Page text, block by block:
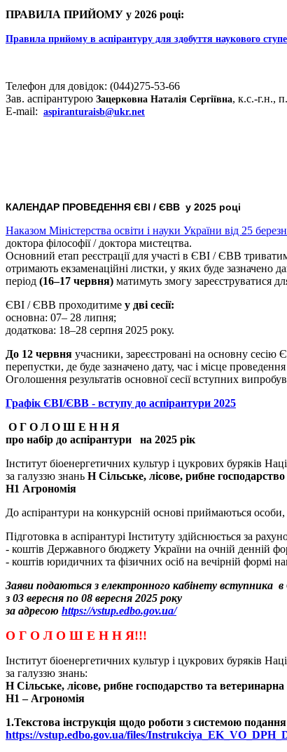
ПРАВИЛА ПРИЙОМУ у 2026 році:
Правила прийому в аспірантуру для здобуття наукового
Телефон для довідок: (044)275-53-66
Зав. аспірантурою Зацерковна Наталія Сергіївна, к.с.-г.н.,
E-mail: aspiranturaisb@ukr.net
КАЛЕНДАР ПРОВЕДЕННЯ ЄВІ / ЄВВ у 2025 році
Наказом Міністерства освіти і науки України від 25
доктора філософії / доктора мистецтва.
Основний етап реєстрації для участі в ЄВІ / ЄВВ
отримають екзаменаційні листки, у яких буде зазначено
період (16–17 червня) матимуть змогу зареєструватися
ЄВІ / ЄВВ проходитиме у дві сесії:
основна: 07– 28 липня;
додаткова: 18–28 серпня 2025 року.
До 12 червня учасники, зареєстровані на основну
перепустки, де буде зазначено дату, час і місце
Оголошення результатів основної сесії вступних
Графік ЄВІ/ЄВВ - вступу до аспірантури 2025
О Г О Л О Ш Е Н Н Я
про набір до аспірантури на 2025 рік
Інститут біоенергетичних культур і цукрових буряків
за галуззю знань Н Сільське, лісове, рибне
Н1 Агрономія
До аспірантури на конкурсній основі приймаються особи,
Підготовка в аспірантурі Інституту здійснюється за
- коштів Державного бюджету України на очній денній
- коштів юридичних та фізичних осіб на вечірній формі
Заяви подаються з електронного кабінету вступника
з 03 вересня по 08 вересня 2025 року
за адресою https://vstup.edbo.gov.ua/
О Г О Л О Ш Е Н Н Я!!!
Інститут біоенергетичних культур і цукрових буряків
за галуззю знань:
Н Сільське, лісове, рибне господарство та ветеринарна
Н1 – Агрономія
1.Текстова інструкція щодо роботи з системою
https://vstup.edbo.gov.ua/files/